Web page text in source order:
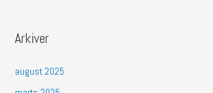
Arkiver
august 2025